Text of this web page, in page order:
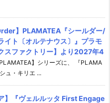
】PLAMATEA『シールダー/
イト〔オルテナウス〕』プラモ
スファクトリー】より2027年4
PLAMATEA】シリーズに、 『PLAMA
ュ・キリエ ...
】『ヴェルルッタ First Engage